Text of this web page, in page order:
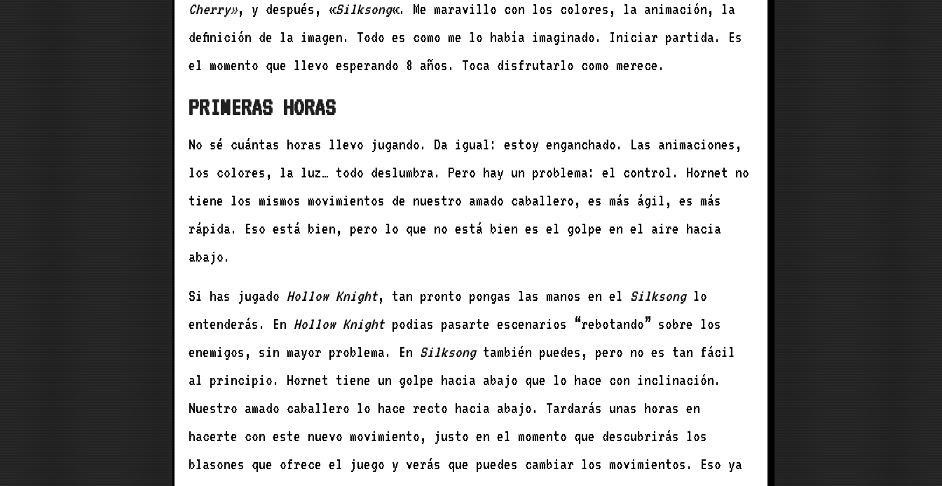
Cherry», y después, «Silksong«. Me maravillo con los colores, la animación, la
definición de la imagen. Todo es como me lo había imaginado. Iniciar partida. Es
el momento que llevo esperando 8 años. Toca disfrutarlo como merece.
PRIMERAS HORAS
No sé cuántas horas llevo jugando. Da igual: estoy enganchado. Las animaciones,
los colores, la luz… todo deslumbra. Pero hay un problema: el control. Hornet no
tiene los mismos movimientos de nuestro amado caballero, es más ágil, es más
rápida. Eso está bien, pero lo que no está bien es el golpe en el aire hacia
abajo.
Si has jugado Hollow Knight, tan pronto pongas las manos en el Silksonglo
entenderás. En Hollow Knight podias pasarte escenarios “rebotando” sobre los
enemigos, sin mayor problema. En Silksongtambién puedes, pero no es tan fácil
al principio. Hornet tiene un golpe hacia abajo que lo hace con inclinación.
Nuestro amado caballero lo hace recto hacia abajo. Tardarás unas horas en
hacerte con este nuevo movimiento, justo en el momento que descubrirás los
blasones que ofrece el juego y verás que puedes cambiar los movimientos. Eso ya